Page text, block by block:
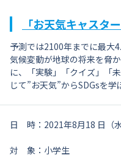
「お天気キャスタ
予測では2100年までに最大
気候変動が地球の将来を脅
に、「実験」「クイズ」「
じて”お天気”からSDGsを学
日 時：2021年8月18 日（
対 象：小学生